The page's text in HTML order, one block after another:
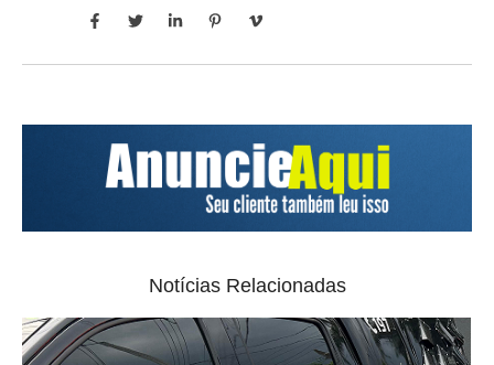
Notícias Relacionadas